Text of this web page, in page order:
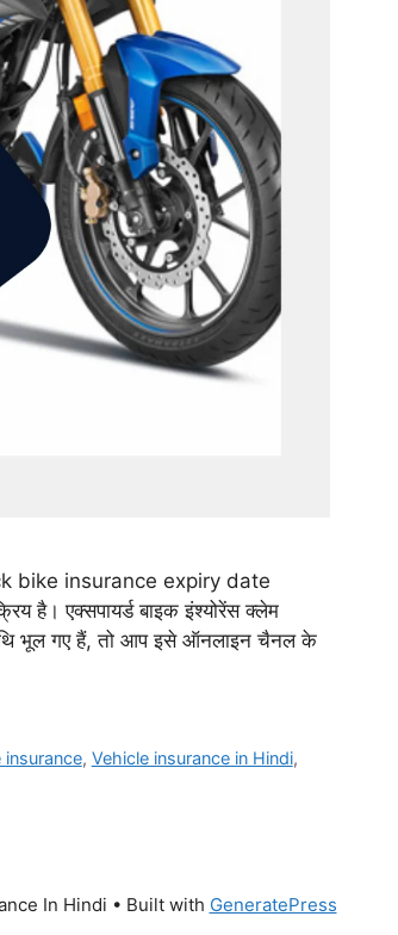
bike insurance expiry date
है। एक्सपायर्ड बाइक इंश्योरेंस क्लेम
भूल गए हैं, तो आप इसे ऑनलाइन चैनल के
insurance, Vehicle insurance in Hindi,
In Hindi • Built with GeneratePress